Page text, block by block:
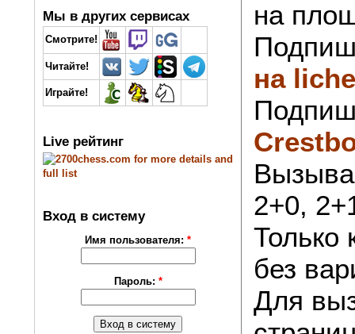
Мы в других сервисах
Смотрите!
Читайте!
Играйте!
Live рейтинг
Вход в систему
Имя пользователя:*
Пароль: *
на
на
2+0,
Только
без
Для